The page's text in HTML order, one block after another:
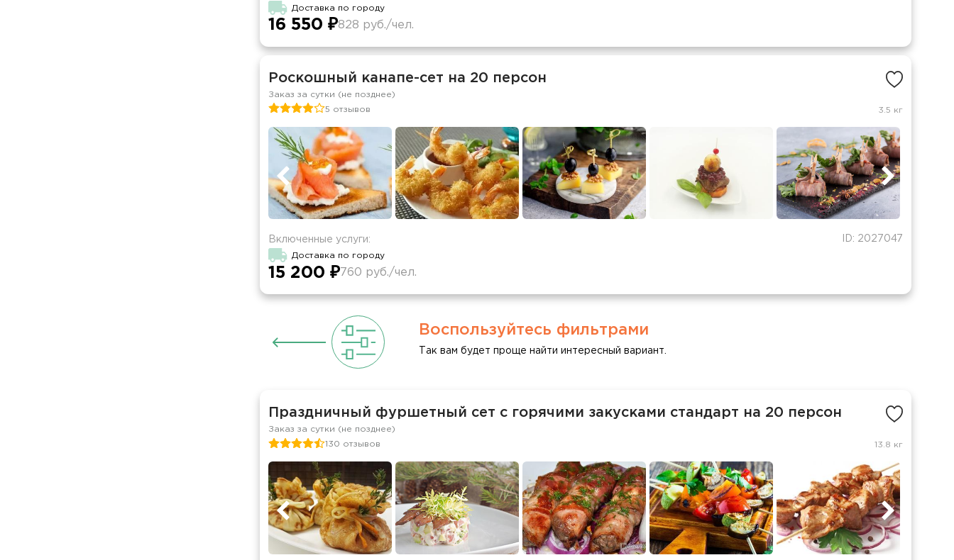
Доставка по городу
16 550 ₽828 руб./чел.
Роскошный канапе-сет на 20 персон
Заказ за сутки (не позднее)
5 отзывов
3.5 кг
ID: 2027047
Включенные услуги:
Доставка по городу
15 200 ₽760 руб./чел.
Воспользуйтесь фильтрами
Так вам будет проще найти интересный вариант.
Праздничный фуршетный сет с горячими закусками стандарт на 20 персон
Заказ за сутки (не позднее)
130 отзывов
13.8 кг